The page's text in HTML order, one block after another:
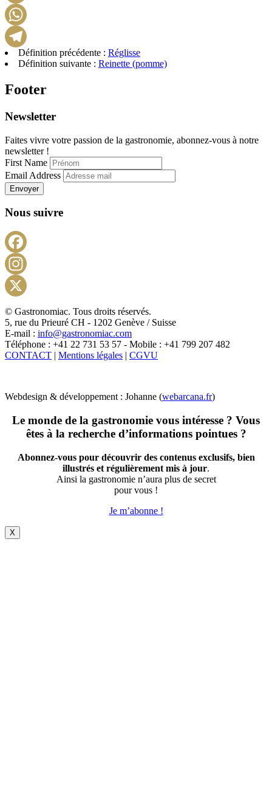
Telegram
Définition précédente : Réglisse
Définition suivante : Reinette (pomme)
Footer
Newsletter
Faites vivre votre passion de la gastronomie, abonnez-vous à notre
newsletter !
First Name
Email Address
Envoyer
Nous suivre
X
© Gastronomiac. Tous droits réservés.
5, rue du Prieuré CH - 1202 Genève / Suisse
E-mail : info@gastronomiac.com
Téléphone : +41 22 731 53 57 - Mobile : +41 799 207 482
CONTACT | Mentions légales | CGVU
Webdesign & développement : Johanne (webarcana.fr)
Le monde de la gastronomie vous intéresse ? Vous
êtes à la recherche d’informations pointues ?
Abonnez-vous pour découvrir des contenus exclusifs, bien
illustrés et régulièrement mis à jour.
Ainsi la gastronomie n’aura plus de secret
pour vous !
Je m’abonne !
X